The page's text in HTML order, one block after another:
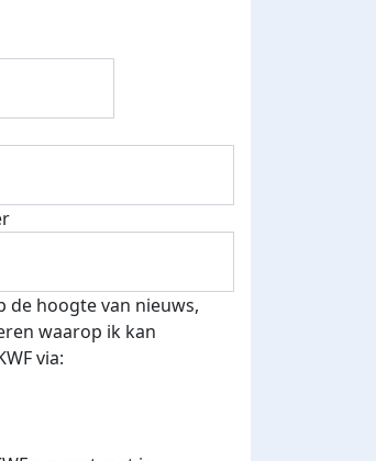
verstuurd
t-shirt
de hoogte van nieuws,
waarop ik kan
via: